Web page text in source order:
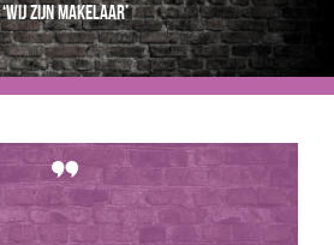
‘Wij zijn makelaar’